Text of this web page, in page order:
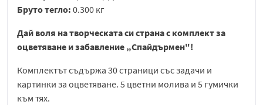
Бруто тегло: 0.300 кг
Дай воля на творческата си страна с комплект за
оцветяване и забавление „Спайдърмен"!
Комплектът съдържа 30 страници със задачи и
картинки за оцветяване. 5 цветни молива и 5 гумички
към тях.